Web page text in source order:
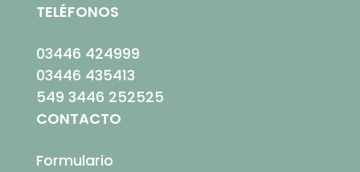
TELÉFONOS
03446 424999
03446 435413
549 3446 252525
CONTACTO
Formulario